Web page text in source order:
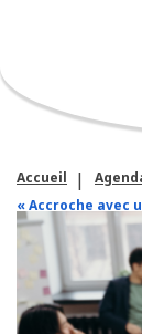
Accueil
« Accroche avec
avec l’agence Lip